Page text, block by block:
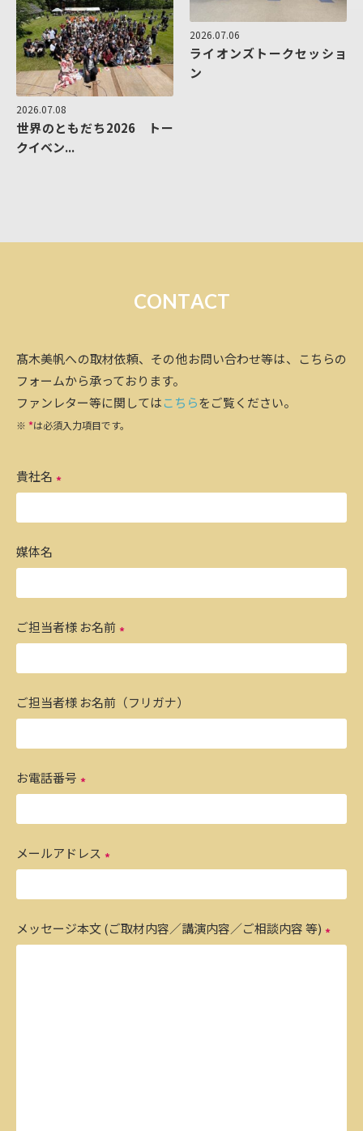
2026.07.06
ライオンズトークセッショ
ン
2026.07.08
世界のともだち2026 トー
クイベン...
CONTACT
髙木美帆への取材依頼、その他お問い合わせ等は、こちらの
フォームから承っております。
ファンレター等に関してはこちらをご覧ください。
※ *は必須入力項目です。
貴社名
媒体名
ご担当者様 お名前
ご担当者様 お名前（フリガナ）
お電話番号
メールアドレス
メッセージ本文 (ご取材内容／講演内容／ご相談内容 等)